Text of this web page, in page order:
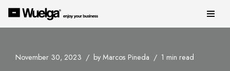
Skip
content
November 30, 2023 by Marcos Pineda 1 min read